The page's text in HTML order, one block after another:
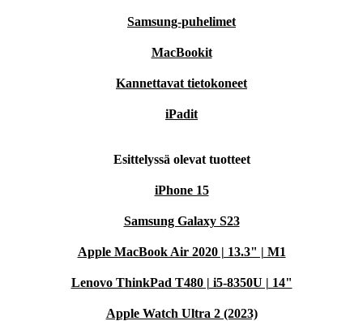
Samsung-puhelimet
MacBookit
Kannettavat tietokoneet
iPadit
Esittelyssä olevat tuotteet
iPhone 15
Samsung Galaxy S23
Apple MacBook Air 2020 | 13.3" | M1
Lenovo ThinkPad T480 | i5-8350U | 14"
Apple Watch Ultra 2 (2023)